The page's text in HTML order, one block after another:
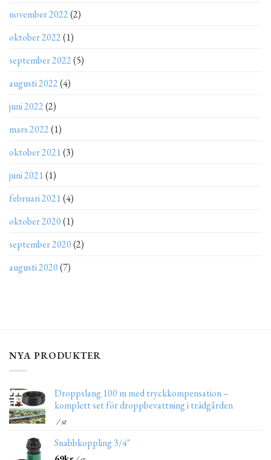
november 2022(2)
oktober 2022(1)
september 2022(5)
augusti 2022(4)
juni 2022(2)
mars 2022(1)
oktober 2021(3)
juni 2021(1)
februari 2021(4)
oktober 2020(1)
september 2020(2)
augusti 2020(7)
NYA PRODUKTER
Droppslang 100 m med tryckkompensation –
komplett set för droppbevattning i trädgården
/ st
Snabbkoppling 3/4"